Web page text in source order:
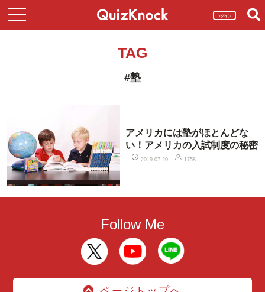
ログイン
TAG
#塾
アメリカには塾がほとんどな
い！アメリカの入試制度の秘密
2019.07.20 1758
Follow Me